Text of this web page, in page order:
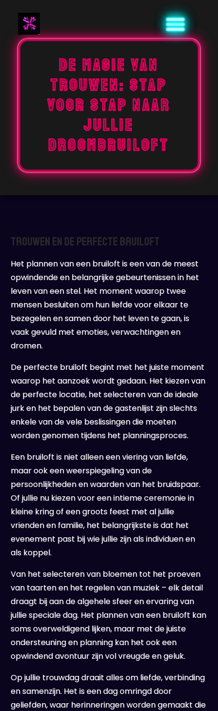
inhoud
gaan
De Magie van
Trouwen: Stap
voor Stap naar
Jullie
Droombruiloft
Trouwen en de Perfecte Bruiloft
Het plannen van een bruiloft is een van de meest
opwindende en belangrijke gebeurtenissen in het
leven van een stel. Het moment waarop twee
mensen besluiten om hun liefde voor elkaar te
bezegelen en samen door het leven te gaan, is
vaak gevuld met emoties, verwachtingen en
dromen.
De perfecte bruiloft begint met het juiste moment
waarop het aanzoek wordt gedaan. Het kiezen van
de perfecte locatie, het selecteren van de ideale
jurk en het bepalen van de gastenlijst zijn slechts
enkele van de vele beslissingen die moeten
worden genomen tijdens het planningsproces.
Een bruiloft is niet alleen een viering van liefde,
maar ook een weerspiegeling van de
persoonlijkheden en waarden van het bruidspaar.
Of jullie nu kiezen voor een intieme ceremonie in
kleine kring of een groots feest met al jullie
vrienden en familie, het belangrijkste is dat het
evenement past bij wie jullie zijn als individuen en
als koppel.
Van het selecteren van bloemen tot het proeven
van taarten en het regelen van muziek – elk detail
draagt bij aan de algehele sfeer en ervaring van
jullie speciale dag. Het plannen van een bruiloft kan
soms overweldigend lijken, maar met de juiste
ondersteuning en planning kan het ook een
opwindend avontuur zijn vol vreugde en geluk.
Op jullie trouwdag draait alles om liefde, verbinding
en samenzijn. Het is een dag omringd door
geliefden, waar herinneringen worden gemaakt die